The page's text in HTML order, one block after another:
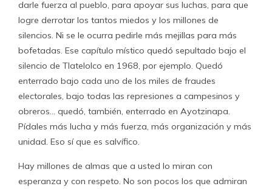
darle fuerza al pueblo, para apoyar sus luchas, para que
logre derrotar los tantos miedos y los millones de
silencios. Ni se le ocurra pedirle más mejillas para más
bofetadas. Ese capítulo místico quedó sepultado bajo el
silencio de Tlatelolco en 1968, por ejemplo. Quedó
enterrado bajo cada uno de los miles de fraudes
electorales, bajo todas las represiones a campesinos y
obreros… quedó, también, enterrado en Ayotzinapa.
Pídales más lucha y más fuerza, más organización y más
unidad. Eso sí que es salvífico.
Hay millones de almas que a usted lo miran con
esperanza y con respeto. No son pocos los que admiran